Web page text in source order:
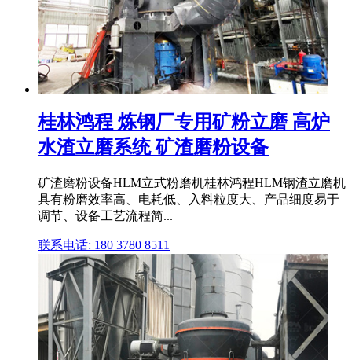
桂林鸿程 炼钢厂专用矿粉立磨 高炉
水渣立磨系统 矿渣磨粉设备
矿渣磨粉设备HLM立式粉磨机桂林鸿程HLM钢渣立磨机
具有粉磨效率高、电耗低、入料粒度大、产品细度易于
调节、设备工艺流程简...
联系电话: 180 3780 8511